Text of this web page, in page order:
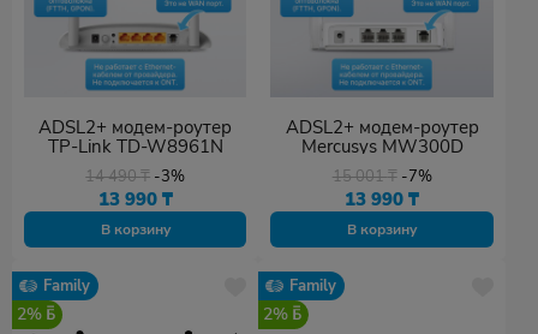
ADSL2+ модем-роутер
TP-Link TD-W8961N
14 490₸ -3%
13 990 ₸
В корзину
ADSL2+ модем-роутер
Mercusys MW300D
15 001₸ -7%
13 990₸
В корзину
Family
2%
Family
2%